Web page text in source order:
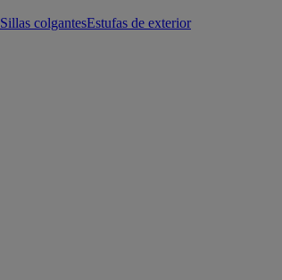
Sillas colgantesEstufas de exterior